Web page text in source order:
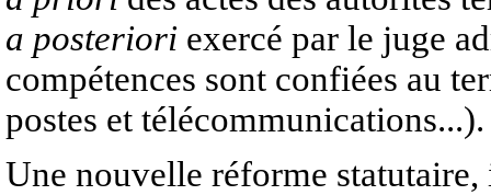
a posteriori exercé par le juge
compétences sont confiées au
postes et télécommunications...).
Une nouvelle réforme